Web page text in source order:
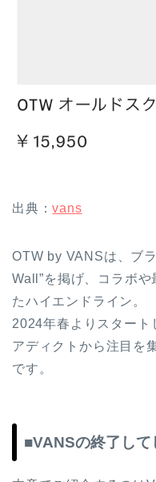
出典：vans
OTW by VANSは、ブ
Wall”を掲げ、コラボ
たハイエンドライン。
2024年春よりスタート
アディクトから注目を
です。
■VANSの終了して